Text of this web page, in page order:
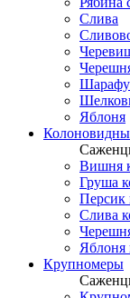
Слива
Яблоня
Вишня
Груша
Персик
Слива
Яблоня
Крупномеры